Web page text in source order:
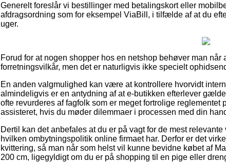
Generelt foreslår vi bestillinger med betalingskort eller
afdragsordning som for eksempel ViaBill, i tilfælde af at du
uger.
Forud for at nogen shopper hos en netshop behøver man
forretningsvilkår, men det er naturligvis ikke specielt
En anden valgmulighed kan være at kontrollere hvorvidt
almindeligvis er en antydning af at e-butikken efterlever
ofte revurderes af fagfolk som er meget fortrolige
assisteret, hvis du møder dilemmaer i processen med din
Dertil kan det anbefales at du er på vagt for de mest
hvilken ombytningspolitik online firmaet har. Derfor er det
kvittering, så man når som helst vil kunne bevidne købet af
200 cm, ligegyldigt om du er på shopping til en pige eller